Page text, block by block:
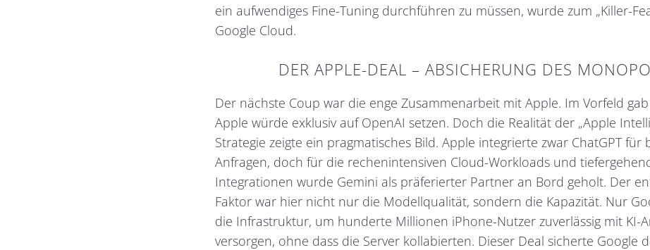
ein aufwendiges Fine-Tuning durchführen zu müssen, wurde zum „Killer-
Google Cloud.
DER APPLE-DEAL – ABSICHERUNG DES
Der nächste Coup war die enge Zusammenarbeit mit Apple. Im Vorfeld
Apple würde exklusiv auf OpenAI setzen. Doch die Realität der „Apple
Strategie zeigte ein pragmatisches Bild. Apple integrierte zwar ChatGPT für
Anfragen, doch für die rechenintensiven Cloud-Workloads und
Integrationen wurde Gemini als präferierter Partner an Bord geholt. Der
Faktor war hier nicht nur die Modellqualität, sondern die Kapazität. Nur
die Infrastruktur, um hunderte Millionen iPhone-Nutzer zuverlässig mit KI-
versorgen, ohne dass die Server kollabierten. Dieser Deal sicherte Google